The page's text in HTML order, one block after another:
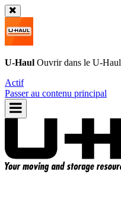
U-Haul Ouvrir dans le U-Haul
Actif
Passer au contenu principal